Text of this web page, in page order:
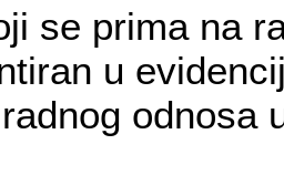
se prima na
u
odnosa